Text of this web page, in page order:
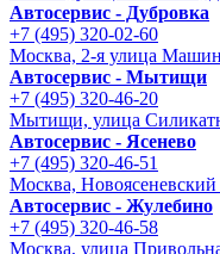
Автосервис - Дубровка
+7 (495) 320-02-60
Москва, 2-я улица
Автосервис - Мытищи
+7 (495) 320-46-20
Мытищи, улица
Автосервис - Ясенево
+7 (495) 320-46-51
Москва, Новоясеневский
Автосервис - Жулебино
+7 (495) 320-46-58
Москва, улица